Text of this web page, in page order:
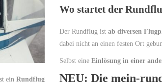
ein Rundflug
Wo startet der
Der Rundflug ist ab diversen
dabei nicht an einen festen Ort
Selbst eine Einlösung in einer
NEU: Die mein-